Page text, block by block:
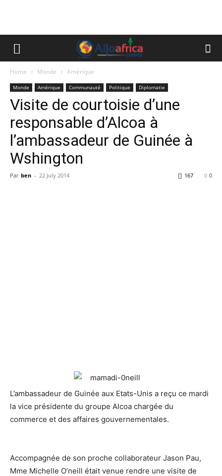
Home Monde Amérique
Monde Amérique Communauté Politique Diplomatie
Visite de courtoisie d’une
responsable d’Alcoa à
l’ambassadeur de Guinée à
Wshington
Par ben - 22 July 2014 0
167
L’ambassadeur de Guinée aux Etats-Unis a reçu ce mardi
la vice présidente du groupe Alcoa chargée du
commerce et des affaires gouvernementales.
Accompagnée de son proche collaborateur Jason Pau,
Mme Michelle O’neill était venue rendre une visite de